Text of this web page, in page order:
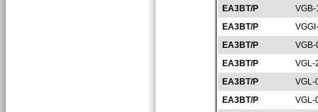
EA3BT/P
EA3BT/P
EA3BT/P
EA3BT/P
VGL-
EA3BT/P
VGL-
EA3BT/P
VGL-